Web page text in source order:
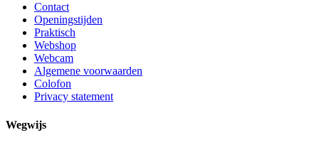
Contact
Openingstijden
Praktisch
Webshop
Webcam
Algemene voorwaarden
Colofon
Privacy statement
Wegwijs